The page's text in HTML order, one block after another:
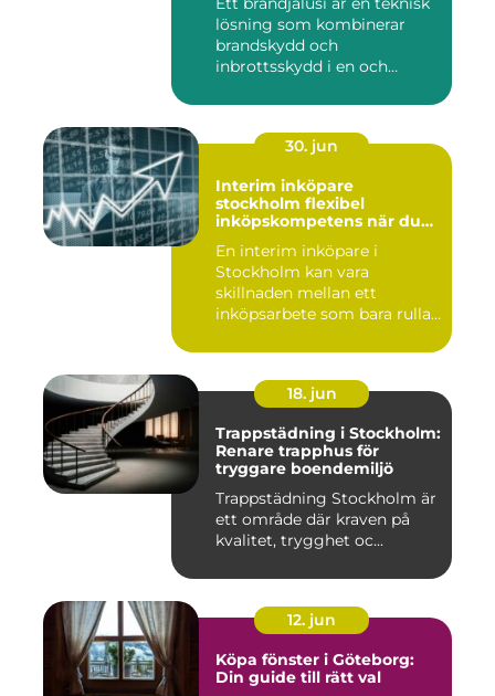
lösning som kombinerar
brandskydd och
inbrottsskydd i en och
30. jun
Interim inköpare
stockholm flexibel
inköpskompetens när du
En interim inköpare i
Stockholm kan vara
skillnaden mellan ett
inköpsarbete som bara rullar
18. jun
Trappstädning i Stockholm:
Renare trapphus för
tryggare boendemiljö
Trappstädning Stockholm är
ett område där kraven på
kvalitet, trygghet oc...
12. jun
Köpa fönster i Göteborg:
Din guide till rätt val